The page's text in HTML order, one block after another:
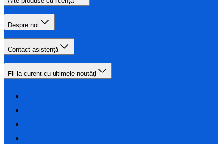
Despre noi
Contact asistență
Fii la curent cu ultimele noutăţi